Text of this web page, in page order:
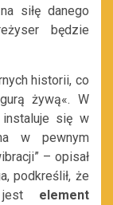
siłę danego
będzie
historii, co
żywą«. W
się w
w pewnym
– opisał
podkreślił, że
jest element